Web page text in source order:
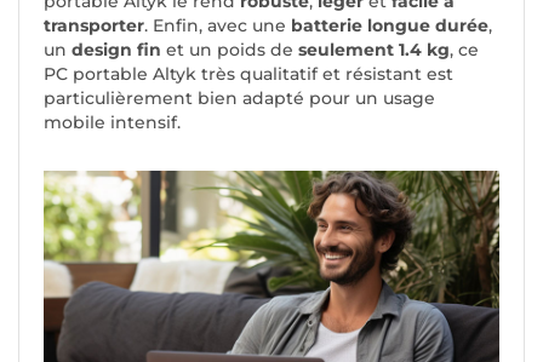
transporter. Enfin, avec une batterie longue durée,
un design fin et un poids de seulement 1.4 kg, ce
PC portable Altyk très qualitatif et résistant est
particulièrement bien adapté pour un usage
mobile intensif.